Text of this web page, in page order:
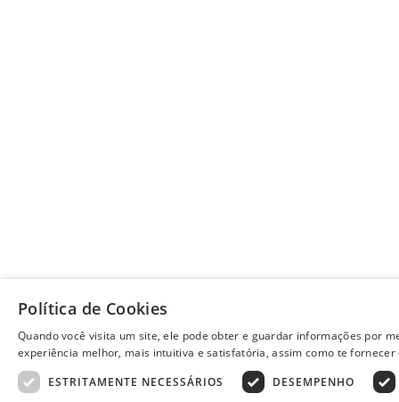
Política de Cookies
Quando você visita um site, ele pode obter e guardar informações por
experiência melhor, mais intuitiva e satisfatória, assim como te
ESTRITAMENTE NECESSÁRIOS
DESEMPENHO